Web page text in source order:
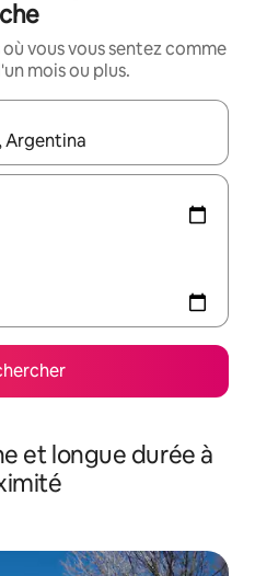
vous vous sentez comme
mois ou plus.
utilisez les flèches vers le
et longue durée à